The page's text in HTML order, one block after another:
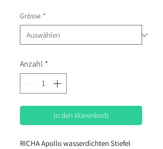
Grösse *
Anzahl *
In den Warenkorb
RICHA Apollo wasserdichten Stiefel